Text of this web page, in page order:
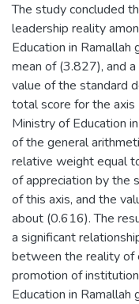
The study concluded
leadership reality
Education in
mean of (3.827), and
value of the standard
total score for the
Ministry of Education
of the general
relative weight equal
of appreciation by the
of this axis, and the
about (0.616). The
a significant
between the reality of
promotion of
Education in Ramallah